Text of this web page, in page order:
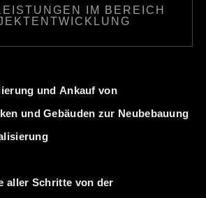
IM BEREICH
und Ankauf von
und Gebäuden zur Neubebauung
aller Schritte von der